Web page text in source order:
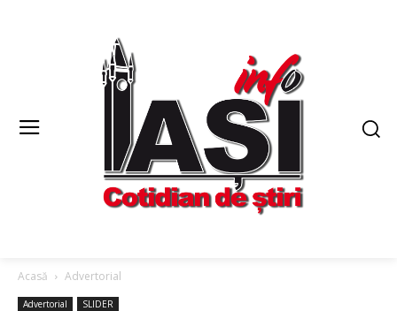
Acasă Advertorial
Advertorial SLIDER